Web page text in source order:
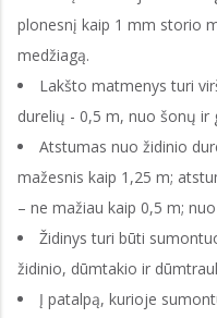
plonesnį kaip 1 mm storio
medžiagą.
Lakšto matmenys turi
durelių - 0,5 m, nuo šonų ir
Atstumas nuo židinio
mažesnis kaip 1,25 m;
– ne mažiau kaip 0,5 m;
Židinys turi būti
židinio, dūmtakio ir
Į patalpą, kurioje